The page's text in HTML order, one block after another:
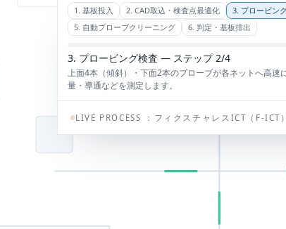
LIVE PROCESS ： フィクスチャレスICT（F-ICT）